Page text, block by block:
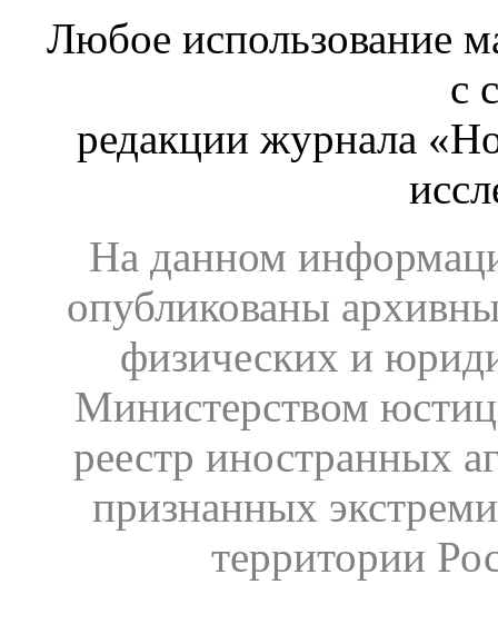
Любое использование
с
редакции журнала
На данном
опубликованы
физических и
Министерством
реестр иностранных
признанных
территории